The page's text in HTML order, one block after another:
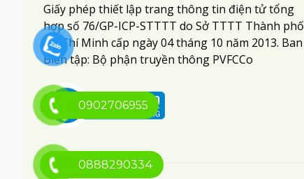
Giấy phép thiết lập trang thông tin điện tử tổng
hợp số 76/GP-ICP-STTTT do Sở TTTT Thành phố
Hồ Chí Minh cấp ngày 04 tháng 10 năm 2013. Ban
Biên tập: Bộ phận truyền thông PVFCCo
0902706955
0888290334